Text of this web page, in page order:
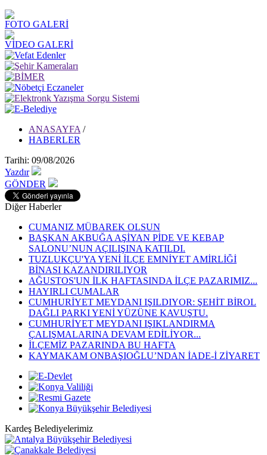
FOTO GALERİ
VİDEO GALERİ
ANASAYFA /
HABERLER
Tarihi: 09/08/2026
Yazdır
GÖNDER
Diğer Haberler
CUMANIZ MÜBAREK OLSUN
BAŞKAN AKBUĞA AŞİYAN PİDE VE KEBAP
SALONU’NUN AÇILIŞINA KATILDI.
TUZLUKÇU'YA YENİ İLÇE EMNİYET AMİRLİĞİ
BİNASI KAZANDIRILIYOR
AĞUSTOS'UN İLK HAFTASINDA İLÇE PAZARIMIZ...
HAYIRLI CUMALAR
CUMHURİYET MEYDANI IŞILDIYOR: ŞEHİT BİROL
DAĞLI PARKI YENİ YÜZÜNE KAVUŞTU.
CUMHURİYET MEYDANI IŞIKLANDIRMA
ÇALIŞMALARINA DEVAM EDİLİYOR...
İLÇEMİZ PAZARINDA BU HAFTA
KAYMAKAM ONBAŞIOĞLU’NDAN İADE-İ ZİYARET
Kardeş Belediyelerimiz